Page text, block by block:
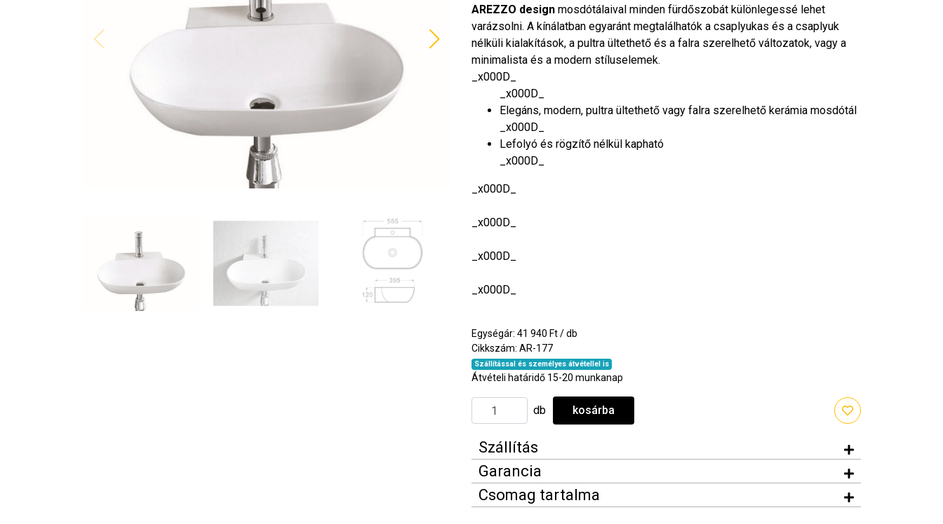
AREZZO design mosdótálaival minden fürdőszobát különlegessé lehet
varázsolni. A kínálatban egyaránt megtalálhatók a csaplyukas és a csaplyuk
nélküli kialakítások, a pultra ültethető és a falra szerelhető változatok, vagy a
minimalista és a modern stíluselemek.
_x000D_
_x000D_
Elegáns, modern, pultra ültethető vagy falra szerelhető kerámia mosdótál
_x000D_
Lefolyó és rögzítő nélkül kapható
_x000D_
_x000D_
_x000D_
_x000D_
_x000D_
Egységár: 41 940 Ft / db
Cikkszám: AR-177
Szállítással és személyes átvétellel is
Átvételi határidő 15-20 munkanap
db kosárba
Szállítás
Garancia
Csomag tartalma